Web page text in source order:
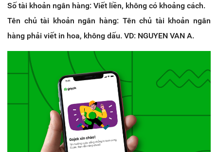
Số tài khoản ngân hàng: Viết liền, không có khoảng cách.
Tên chủ tài khoản ngân hàng: Tên chủ tài khoản ngân
hàng phải viết in hoa, không dấu. VD: NGUYEN VAN A.